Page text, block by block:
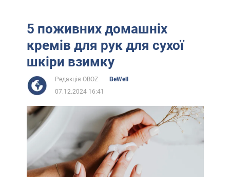
5 поживних домашніх
кремів для рук для сухої
шкіри взимку
Редакція OBOZ
BeWell
07.12.2024 16:41